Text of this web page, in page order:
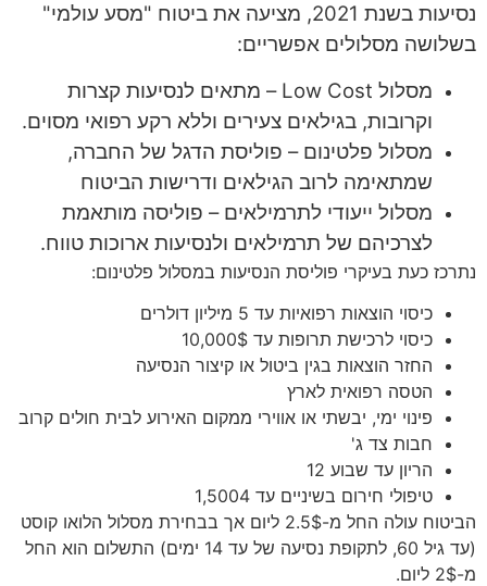
נסיעות בשנת 2021, מציעה את ביטוח "מסע עולמי"
בשלושה מסלולים אפשריים:
מסלול Low Cost – מתאים לנסיעות קצרות
וקרובות, בגילאים צעירים וללא רקע רפואי מסוים.
מסלול פלטינום – פוליסת הדגל של החברה,
שמתאימה לרוב הגילאים ודרישות הביטוח
מסלול ייעודי לתרמילאים – פוליסה מותאמת
לצרכיהם של תרמילאים ולנסיעות ארוכות טווח.
נתרכז כעת בעיקרי פוליסת הנסיעות במסלול פלטינום:
כיסוי הוצאות רפואיות עד 5 מיליון דולרים
כיסוי לרכישת תרופות עד 10,000$
החזר הוצאות בגין ביטול או קיצור הנסיעה
הטסה רפואית לארץ
פינוי ימי, יבשתי או אווירי ממקום האירוע לבית חולים קרוב
חבות צד ג'
הריון עד שבוע 12
טיפולי חירום בשיניים עד 1,5004
הביטוח עולה החל מ-2.5$ ליום אך בבחירת מסלול הלואו קוסט
(עד גיל 60, לתקופת נסיעה של עד 14 ימים) התשלום הוא החל
מ-2$ ליום.